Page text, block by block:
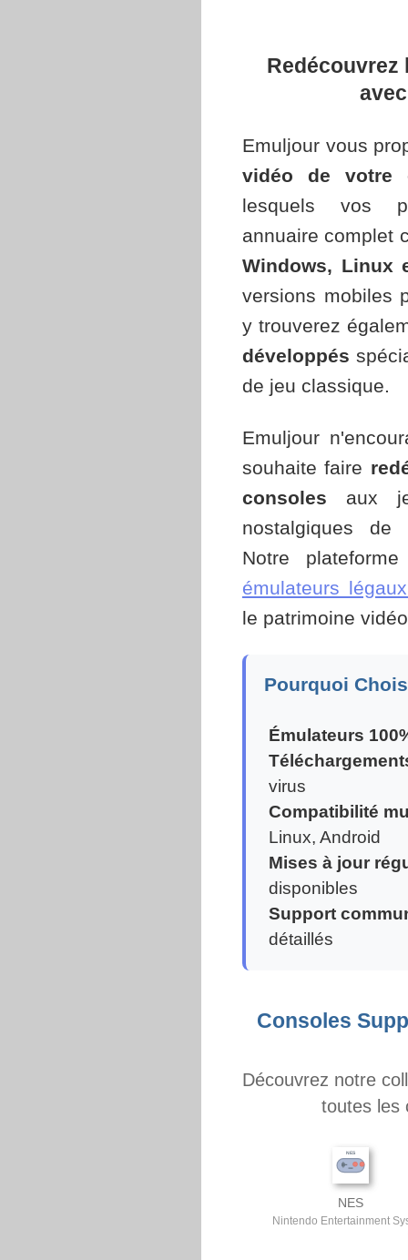
Redécouvrez
Emuljour vous
vidéo de votre
lesquels vos
annuaire complet
Windows, Linux
versions mobiles
y trouverez
développés
de jeu classique.
Emuljour
souhaite faire
consoles aux
nostalgiques de
Notre
émulateurs
le patrimoine
Pourquoi
Émulateurs
virus
Compatibilité
Linux, Android
Mises à jour
disponibles
Support
détaillés
Consoles
Découvrez notre
toutes les
NES
Nintendo Entertainment